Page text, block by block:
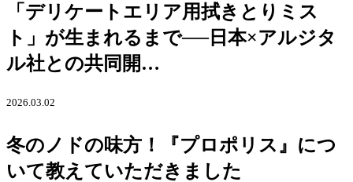
「デリケートエリア用拭きとりミス
ト」が生まれるまで──日本×アルジタ
ル社との共同開…
2026.03.02
冬のノドの味方！『プロポリス』につ
いて教えていただきました